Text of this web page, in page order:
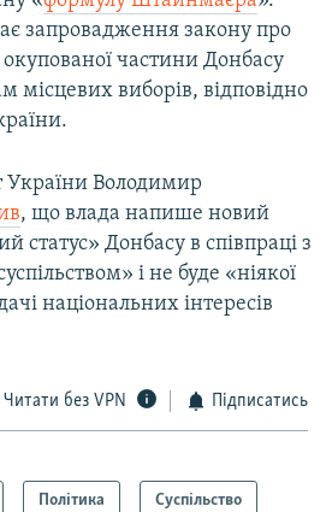
запровадження закону про
частини Донбасу
місцевих виборів, відповідно
України Володимир
, що влада напише новий
статус» Донбасу в співпраці з
і не буде «ніякої
національних інтересів
Читати без VPN Підписатись
Політика Суспільство